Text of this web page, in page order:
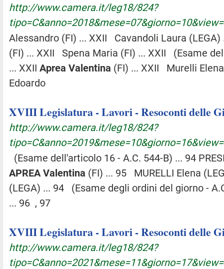
http://www.camera.it/leg18/824?
Alessandro (FI) ... XXII Cavandoli Laura
(FI) ... XXII Spena Maria (FI) ... XXII (Esame
... XXII Aprea Valentina (FI) ... XXII Murelli
Edoardo
XVIII Legislatura - Lavori - Resoconti delle
http://www.camera.it/leg18/824?
(Esame dell'articolo 16 - A.C. 544-B) ... 94
APREA Valentina (FI) ... 95 MURELLI Elena
(LEGA) ... 94 (Esame degli ordini del giorno -
... 96 , 97
XVIII Legislatura - Lavori - Resoconti delle
http://www.camera.it/leg18/824?